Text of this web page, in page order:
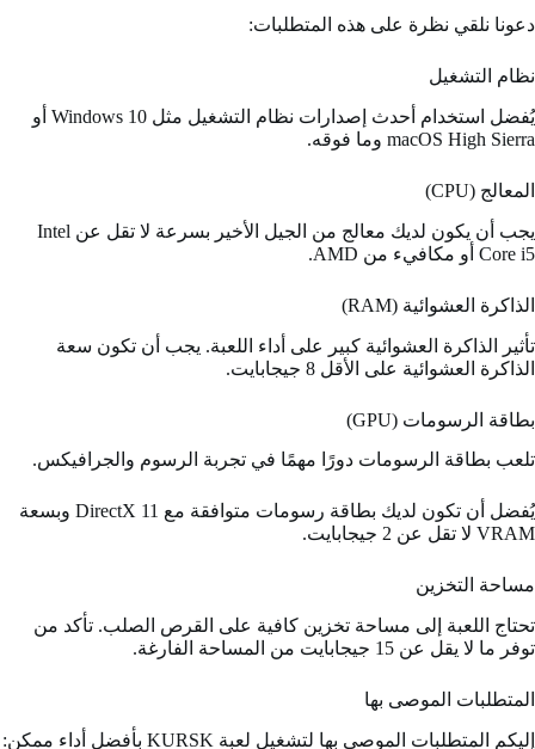
دعونا نلقي نظرة على هذه المتطلبات:
نظام التشغيل
يُفضل استخدام أحدث إصدارات نظام التشغيل مثل Windows 10 أو
macOS High Sierra وما فوقه.
المعالج (CPU)
يجب أن يكون لديك معالج من الجيل الأخير بسرعة لا تقل عن Intel
Core i5 أو مكافيء من AMD.
الذاكرة العشوائية (RAM)
تأثير الذاكرة العشوائية كبير على أداء اللعبة. يجب أن تكون سعة
الذاكرة العشوائية على الأقل 8 جيجابايت.
بطاقة الرسومات (GPU)
تلعب بطاقة الرسومات دورًا مهمًا في تجربة الرسوم والجرافيكس.
يُفضل أن تكون لديك بطاقة رسومات متوافقة مع DirectX 11 وبسعة
VRAM لا تقل عن 2 جيجابايت.
مساحة التخزين
تحتاج اللعبة إلى مساحة تخزين كافية على القرص الصلب. تأكد من
توفر ما لا يقل عن 15 جيجابايت من المساحة الفارغة.
المتطلبات الموصى بها
إليكم المتطلبات الموصى بها لتشغيل لعبة KURSK بأفضل أداء ممكن: